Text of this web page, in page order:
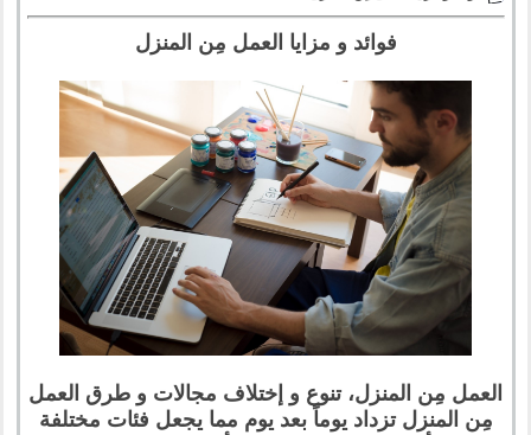
فوائد و مزايا العمل مِن المنزل
العمل مِن المنزل، تنوع و إختلاف مجالات و طرق العمل
مِن المنزل تزداد يوماً بعد يوم مما يجعل فئات مختلفة